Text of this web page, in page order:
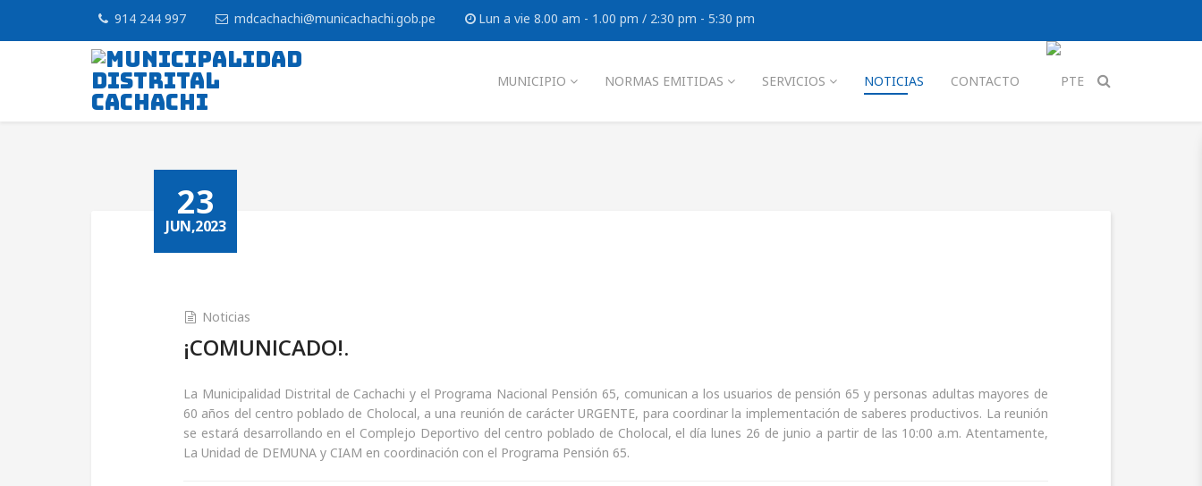
914 244 997 mdcachachi@municachachi.gob.pe Lun a vie 8.00 am - 1.00 pm / 2:30 pm - 5:30 pm
MUNICIPIO NORMAS EMITIDAS SERVICIOS NOTICIAS CONTACTO
23
JUN,2023
Noticias
¡COMUNICADO!.
La Municipalidad Distrital de Cachachi y el Programa Nacional Pensión 65, comunican a los usuarios de pensión 65 y personas adultas mayores de
60 años del centro poblado de Cholocal, a una reunión de carácter URGENTE, para coordinar la implementación de saberes productivos. La reunión
se estará desarrollando en el Complejo Deportivo del centro poblado de Cholocal, el día lunes 26 de junio a partir de las 10:00 a.m. Atentamente,
La Unidad de DEMUNA y CIAM en coordinación con el Programa Pensión 65.